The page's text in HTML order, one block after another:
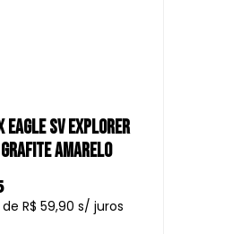
EAGLE SV EXPLORER
AMARELO
R$ 59,90